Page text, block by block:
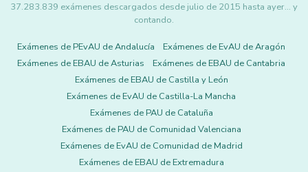
37.283.839 exámenes descargados desde julio de 2015 hasta ayer... y
contando.
Exámenes de PEvAU de Andalucía
Exámenes de EvAU de Aragón
Exámenes de EBAU de Asturias
Exámenes de EBAU de Cantabria
Exámenes de EBAU de Castilla y León
Exámenes de EvAU de Castilla-La Mancha
Exámenes de PAU de Cataluña
Exámenes de PAU de Comunidad Valenciana
Exámenes de EvAU de Comunidad de Madrid
Exámenes de EBAU de Extremadura